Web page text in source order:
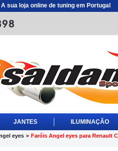
A sua loja online de tuning em Portugal
JANTES ILUMINAÇÃO
eyes > Faróis Angel eyes para Renault